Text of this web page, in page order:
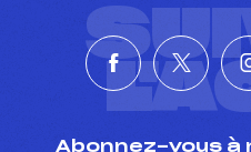
Abonnez-vous